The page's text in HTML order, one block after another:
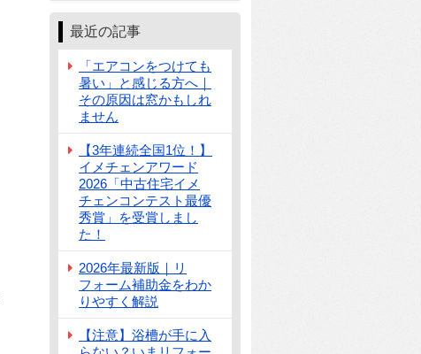
最近の記事
「エアコンをつけても
暑い」と感じる方へ｜
その原因は窓かもしれ
ません
【3年連続全国1位！】
イメチェンアワード
2026「中古住宅イメ
チェンコンテスト最優
秀賞」を受賞しまし
た！
2026年最新版｜リ
フォーム補助金をわか
りやすく解説
【注意】浴槽が手に入